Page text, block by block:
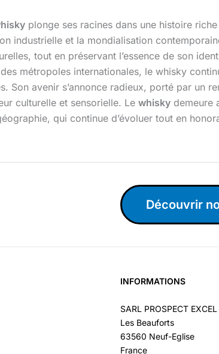
plonge ses racines dans une histoire
industrielle et la mondialisation
tout en préservant l’essence de son
des métropoles internationales, le whisky
Son avenir s’annonce radieux, porté par un
culturelle et sensorielle. Le whisky demeure
qui continue d’évoluer tout en
Découvrir
INFORMATIONS
SARL PROSPECT EXCEL
Les Beauforts
63560 Neuf-Eglise
France